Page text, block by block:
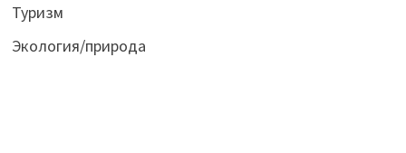
Туризм
Экология/природа